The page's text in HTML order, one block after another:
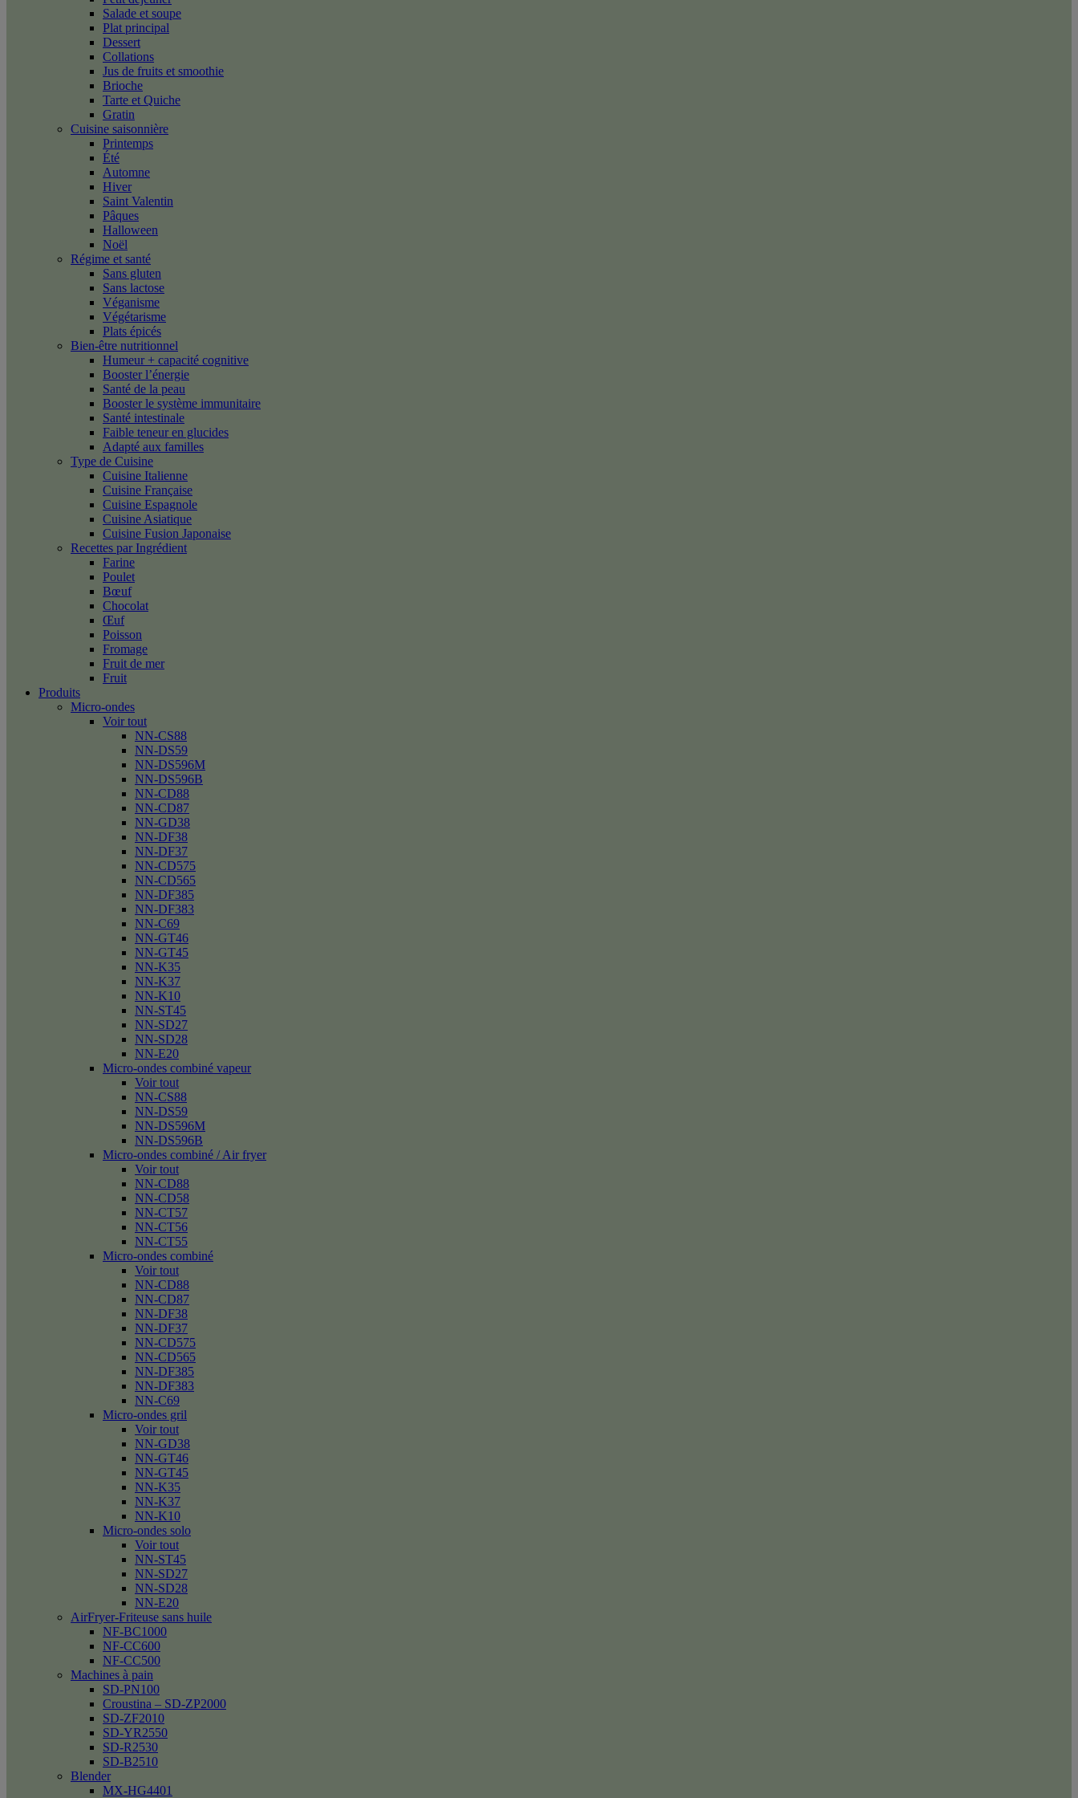
Salade et soupe
Plat principal
Dessert
Collations
Jus de fruits et smoothie
Brioche
Tarte et Quiche
Gratin
Cuisine saisonnière
Printemps
Été
Automne
Hiver
Saint Valentin
Pâques
Halloween
Noël
Régime et santé
Sans gluten
Sans lactose
Véganisme
Végétarisme
Plats épicés
Bien-être nutritionnel
Humeur + capacité cognitive
Booster l’énergie
Santé de la peau
Booster le système immunitaire
Santé intestinale
Faible teneur en glucides
Adapté aux familles
Type de Cuisine
Cuisine Italienne
Cuisine Française
Cuisine Espagnole
Cuisine Asiatique
Cuisine Fusion Japonaise
Recettes par Ingrédient
Farine
Poulet
Bœuf
Chocolat
Œuf
Poisson
Fromage
Fruit de mer
Fruit
Produits
Micro-ondes
Voir tout
NN-CS88
NN-DS59
NN-DS596M
NN-DS596B
NN-CD88
NN-CD87
NN-GD38
NN-DF38
NN-DF37
NN-CD575
NN-CD565
NN-DF385
NN-DF383
NN-C69
NN-GT46
NN-GT45
NN-K35
NN-K37
NN-K10
NN-ST45
NN-SD27
NN-SD28
NN-E20
Micro-ondes combiné vapeur
Voir tout
NN-CS88
NN-DS59
NN-DS596M
NN-DS596B
Micro-ondes combiné / Air fryer
Voir tout
NN-CD88
NN-CD58
NN-CT57
NN-CT56
NN-CT55
Micro-ondes combiné
Voir tout
NN-CD88
NN-CD87
NN-DF38
NN-DF37
NN-CD575
NN-CD565
NN-DF385
NN-DF383
NN-C69
Micro-ondes gril
Voir tout
NN-GD38
NN-GT46
NN-GT45
NN-K35
NN-K37
NN-K10
Micro-ondes solo
Voir tout
NN-ST45
NN-SD27
NN-SD28
NN-E20
AirFryer-Friteuse sans huile
NF-BC1000
NF-CC600
NF-CC500
Machines à pain
SD-PN100
Croustina – SD-ZP2000
SD-ZF2010
SD-YR2550
SD-R2530
SD-B2510
Blender
MX-HG4401